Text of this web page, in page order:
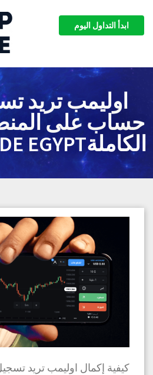
ابدأ التداول اليوم
اوليمب تريد
حساب على
الكاملةOLYMP TRADE EGYPT
كيفية إكمال اوليمب تريد